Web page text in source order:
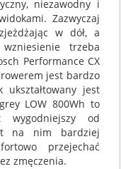
niezawodny i
Zazwyczaj
w dół, a
trzeba
Performance CX
jest bardzo
jest
LOW 800Wh to
wygodniejszy od
na nim bardziej
przejechać
zmęczenia.